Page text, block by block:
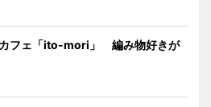
カフェ「ito-mori」 編み物好きが